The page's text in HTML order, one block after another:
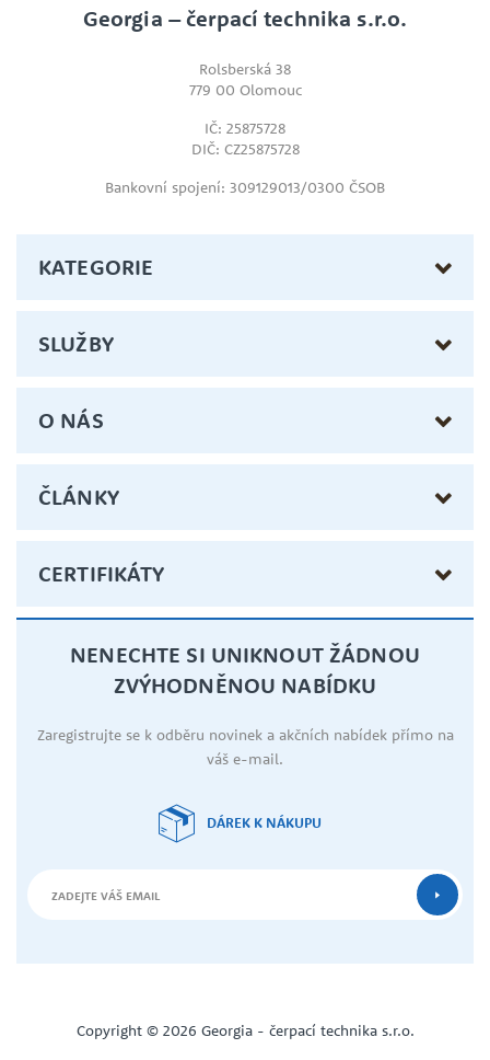
Georgia – čerpací technika s.r.o.
Rolsberská 38
779 00 Olomouc
IČ: 25875728
DIČ: CZ25875728
Bankovní spojení: 309129013/0300 ČSOB
KATEGORIE
SLUŽBY
O NÁS
ČLÁNKY
CERTIFIKÁTY
NENECHTE SI UNIKNOUT ŽÁDNOU
ZVÝHODNĚNOU NABÍDKU
Zaregistrujte se k odběru novinek a akčních nabídek přímo na
váš e-mail.
DÁREK K NÁKUPU
Copyright © 2026 Georgia - čerpací technika s.r.o.